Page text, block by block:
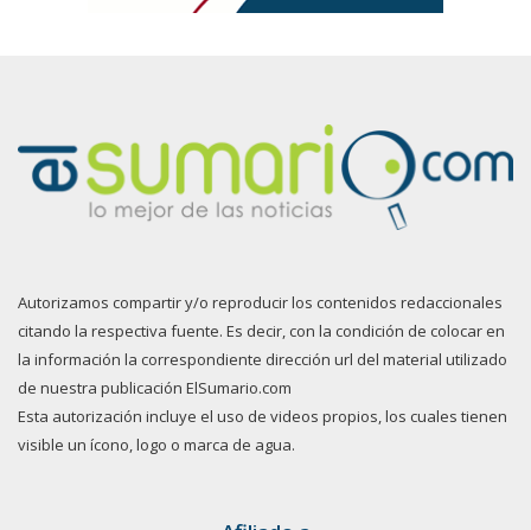
Autorizamos compartir y/o reproducir los contenidos redaccionales
citando la respectiva fuente. Es decir, con la condición de colocar en
la información la correspondiente dirección url del material utilizado
de nuestra publicación ElSumario.com
Esta autorización incluye el uso de videos propios, los cuales tienen
visible un ícono, logo o marca de agua.